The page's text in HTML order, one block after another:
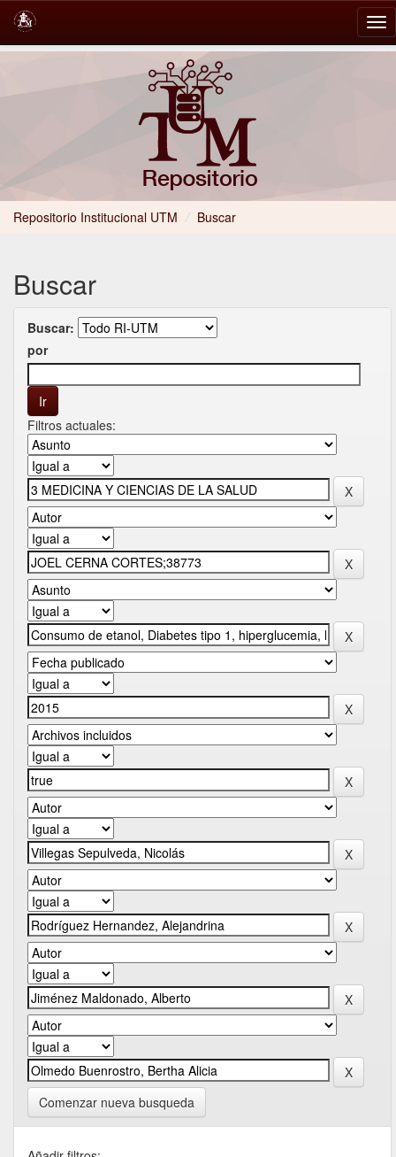
Repositorio Institucional UTM / Buscar
Buscar
Buscar:
por
Filtros actuales:
Comenzar nueva busqueda